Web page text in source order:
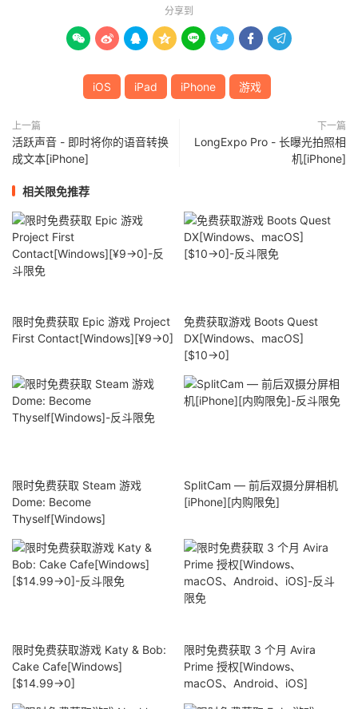
分享到
       
iOS iPad iPhone 游戏
上一篇
活跃声音 - 即时将你的语音转换
成文本[iPhone]
下一篇
LongExpo Pro - 长曝光拍照相
机[iPhone]
相关限免推荐
限时免费获取 Epic 游戏 Project
First Contact[Windows][¥9→0]
免费获取游戏 Boots Quest
DX[Windows、macOS]
[$10→0]
限时免费获取 Steam 游戏
Dome: Become
Thyself[Windows]
SplitCam — 前后双摄分屏相机
[iPhone][内购限免]
限时免费获取游戏 Katy & Bob:
Cake Cafe[Windows]
[$14.99→0]
限时免费获取 3 个月 Avira
Prime 授权[Windows、
macOS、Android、iOS]